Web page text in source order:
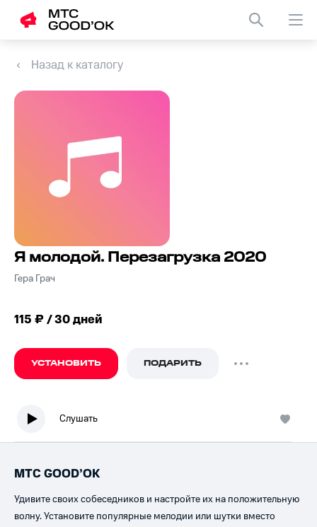
Назад к каталогу
Я молодой. Перезагрузка 2020
Гера Грач
115 ₽ / 30 дней
УСТАНОВИТЬ ПОДАРИТЬ
Слушать
МТС GOOD’OK
Удивите своих собеседников и настройте их на положительную
волну. Установите популярные мелодии или шутки вместо